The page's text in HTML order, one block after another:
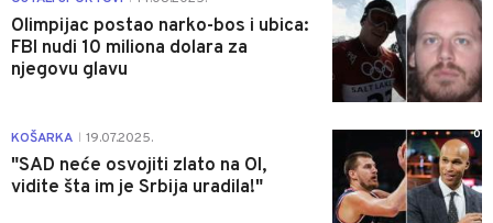
Olimpijac postao narko-bos i ubica:
FBI nudi 10 miliona dolara za
njegovu glavu
KOŠARKA 19.07.2025.
"SAD neće osvojiti zlato na OI,
vidite šta im je Srbija uradila!"
0